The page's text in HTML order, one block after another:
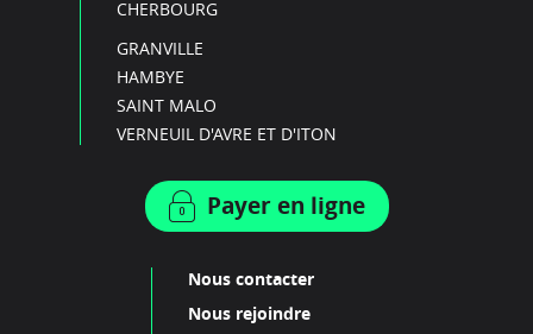
CHERBOURG
GRANVILLE
HAMBYE
SAINT MALO
VERNEUIL D'AVRE ET D'ITON
Payer en ligne
Nous contacter
Nous rejoindre